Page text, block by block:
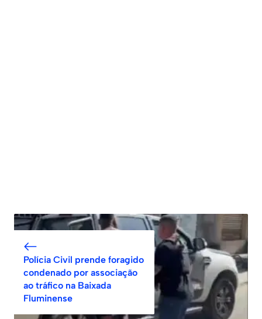
Polícia Civil prende foragido
condenado por associação
ao tráfico na Baixada
Fluminense